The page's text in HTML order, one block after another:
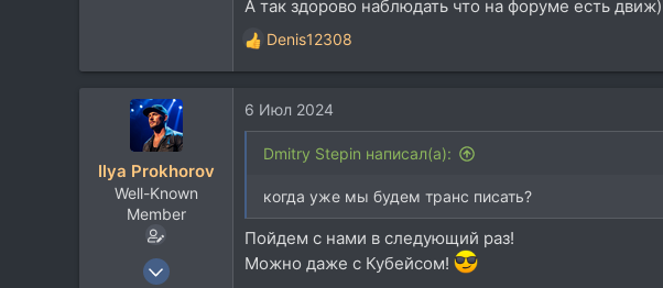
А так здорово наблюдать что на форуме есть
Р
е
к
ц
Denis12308
Ilya Prokhorov
Well-Known
Member
16 Авг 2007
6 Июл 2024
Dmitry Stepin написал(а):
когда уже мы будем транс писать?
Пойдем с нами в следующий раз!
Можно даже c Кубейсом!